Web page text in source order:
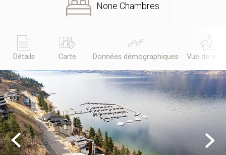
None Chambres
Détails Carte Données démographiques Vue de la
Previous Next